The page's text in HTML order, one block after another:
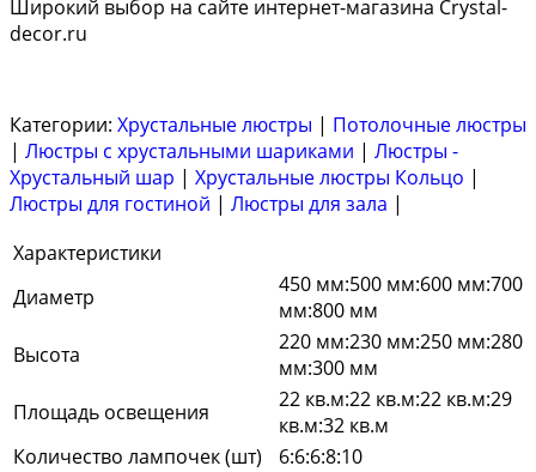
Широкий выбор на сайте интернет-магазина Crystal-
decor.ru
Категории: Хрустальные люстры | Потолочные люстры
| Люстры с хрустальными шариками | Люстры -
Хрустальный шар | Хрустальные люстры Кольцо |
Люстры для гостиной | Люстры для зала |
Характеристики
Диаметр
450 мм:500 мм:600 мм:700
мм:800 мм
Высота
220 мм:230 мм:250 мм:280
мм:300 мм
Площадь освещения
22 кв.м:22 кв.м:22 кв.м:29
кв.м:32 кв.м
Количество лампочек (шт)
6:6:6:8:10